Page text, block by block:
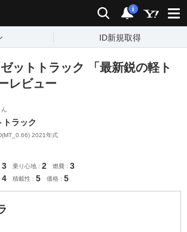
検索 通知
i
ID新規取得
ットトラック 「最新鋭の軽ト
レビュー
トラック
2021年式
3 乗り心地 2 燃費 3
4 積載性 5 価格 5